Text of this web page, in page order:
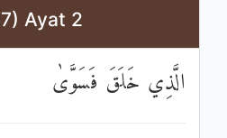
Ayat 2
الَّذِي خَلَقَ فَسَوَّىٰ